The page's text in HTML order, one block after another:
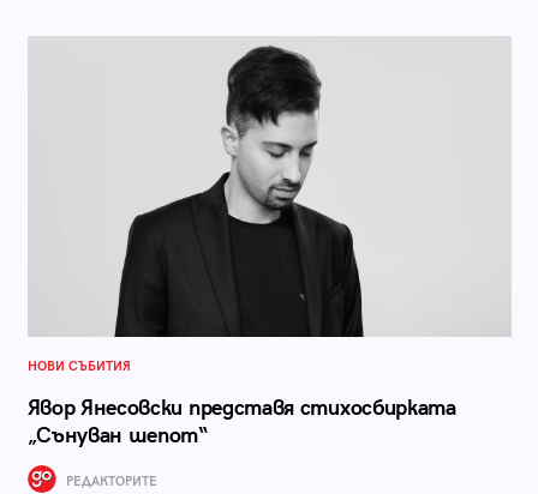
НОВИ СЪБИТИЯ
Явор Янесовски представя стихосбирката
„Сънуван шепот“
РЕДАКТОРИТЕ